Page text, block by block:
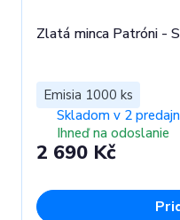
Zlatá minca Patróni -
Emisia 1000 ks
Skladom v 2
Ihneď na odoslanie
2 690 Kč